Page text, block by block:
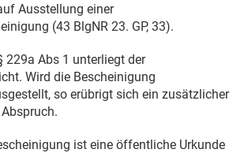
Ausstellung einer
(43 BlgNR 23. GP, 33).
229a Abs 1 unterliegt der
Wird die Bescheinigung
so erübrigt sich ein zusätzlicher
ist eine öffentliche Urkunde